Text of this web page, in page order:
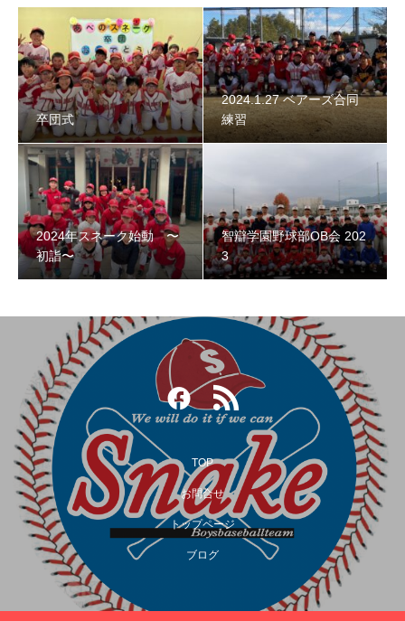
智辯学園野球部OB会 2023
第３回阿倍野スネークOB野球大会
卒団式
2024.1.27 ベアーズ合同
練習
2024年スネーク始動 〜
初詣〜
智辯学園野球部OB会 202
3
TOP
お問合せ
トップページ
ブログ